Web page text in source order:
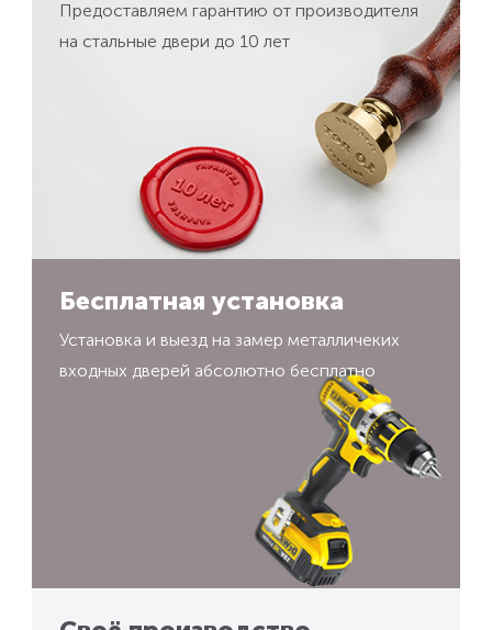
Предоставляем гарантию от производителя
на стальные двери до 10 лет
Бесплатная установка
Установка и выезд на замер металличеких
входных дверей абсолютно бесплатно